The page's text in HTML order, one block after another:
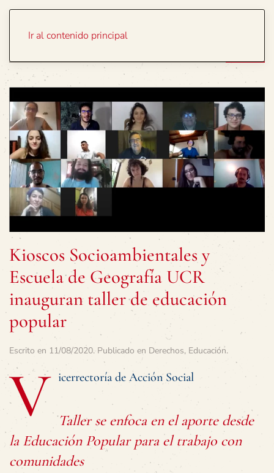
Ir al contenido principal
Kioscos Socioambientales y
Escuela de Geografía UCR
inauguran taller de educación
popular
Escrito en 11/08/2020. Publicado en Derechos, Educación.
V icerrectoría de Acción Social
Taller se enfoca en el aporte desde
la Educación Popular para el trabajo con
comunidades